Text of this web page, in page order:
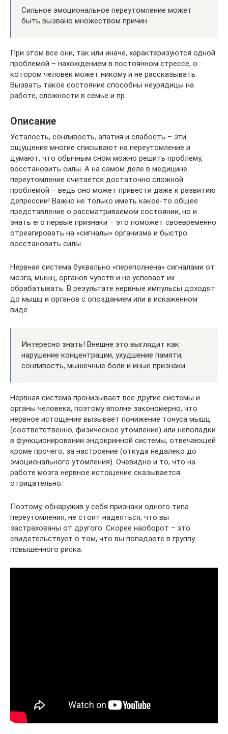
Сильное эмоциональное переутомление может
быть вызвано множеством причин.
При этом все они, так или иначе, характеризуются одной
проблемой – нахождением в постоянном стрессе, о
котором человек может никому и не рассказывать.
Вызвать такое состояние способны неурядицы на
работе, сложности в семье и пр.
Описание
Усталость, сонливость, апатия и слабость – эти
ощущения многие списывают на переутомление и
думают, что обычным сном можно решить проблему,
восстановить силы. А на самом деле в медицине
переутомление считается достаточно сложной
проблемой – ведь оно может привести даже к развитию
депрессии! Важно не только иметь какое-то общее
представление о рассматриваемом состоянии, но и
знать его первые признаки – это поможет своевременно
отреагировать на «сигналы» организма и быстро
восстановить силы.
Нервная система буквально «переполнена» сигналами от
мозга, мышц, органов чувств и не успевает их
обрабатывать. В результате нервные импульсы доходят
до мышц и органов с опозданием или в искаженном
виде.
Интересно знать! Внешне это выглядит как
нарушение концентрации, ухудшение памяти,
сонливость, мышечные боли и иные признаки.
Нервная система пронизывает все другие системы и
органы человека, поэтому вполне закономерно, что
нервное истощение вызывает понижение тонуса мышц
(соответственно, физическое утомление) или неполадки
в функционировании эндокринной системы, отвечающей
кроме прочего, за настроение (откуда недалеко до
эмоционального утомления). Очевидно и то, что на
работе мозга нервное истощение сказывается
отрицательно.
Поэтому, обнаружив у себя признаки одного типа
переутомления, не стоит надеяться, что вы
застрахованы от другого. Скорее наоборот – это
свидетельствует о том, что вы попадаете в группу
повышенного риска.